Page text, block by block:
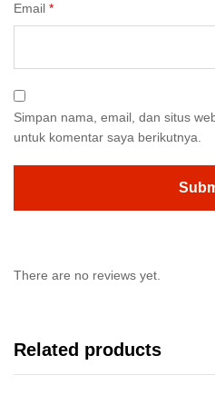
Email *
Simpan nama, email, dan situs
untuk komentar saya berikutnya.
There are no reviews yet.
Related products